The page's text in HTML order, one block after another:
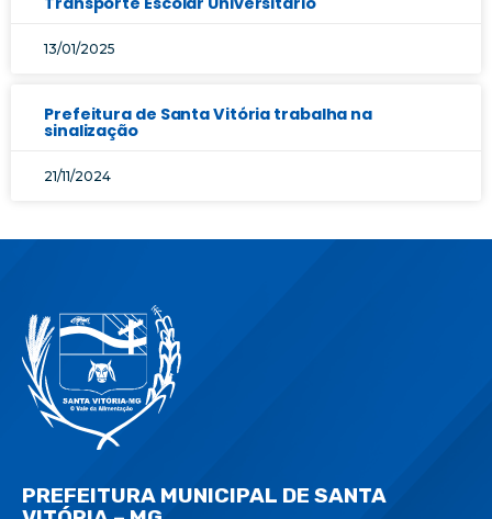
13/01/2025
Prefeitura de Santa Vitória trabalha na
sinalização
21/11/2024
PREFEITURA MUNICIPAL DE SANTA